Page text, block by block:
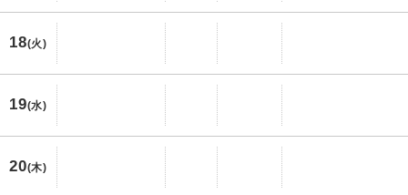
18(火)
19(水)
20(木)